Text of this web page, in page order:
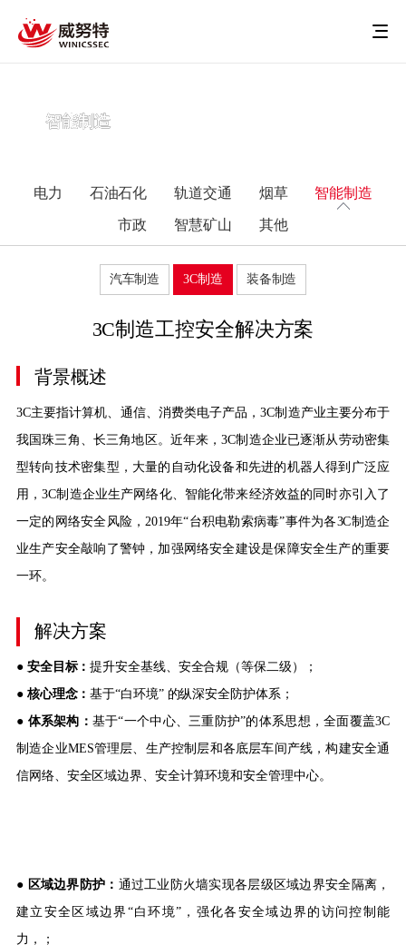
智能制造
电力 石油石化 轨道交通 烟草 智能制造
市政 智慧矿山 其他
汽车制造 3C制造 装备制造
3C制造工控安全解决方案
背景概述
3C主要指计算机、通信、消费类电子产品，3C制造产业主要分布于
我国珠三角、长三角地区。近年来，3C制造企业已逐渐从劳动密集
型转向技术密集型，大量的自动化设备和先进的机器人得到广泛应
用，3C制造企业生产网络化、智能化带来经济效益的同时亦引入了
一定的网络安全风险，2019年“台积电勒索病毒”事件为各3C制造企
业生产安全敲响了警钟，加强网络安全建设是保障安全生产的重要
一环。
解决方案
● 安全目标：提升安全基线、安全合规（等保二级）；
● 核心理念：基于“白环境” 的纵深安全防护体系；
● 体系架构： 基于“一个中心、三重防护”的体系思想，全面覆盖3C
制造企业MES管理层、生产控制层和各底层车间产线，构建安全通
信网络、安全区域边界、安全计算环境和安全管理中心。
● 区域边界防护： 通过工业防火墙实现各层级区域边界安全隔离，
建立安全区域边界“白环境”，强化各安全域边界的访问控制能
力，；